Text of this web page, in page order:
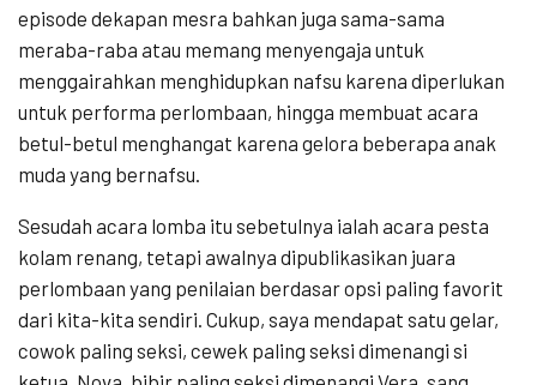
episode dekapan mesra bahkan juga sama-sama
meraba-raba atau memang menyengaja untuk
menggairahkan menghidupkan nafsu karena diperlukan
untuk performa perlombaan, hingga membuat acara
betul-betul menghangat karena gelora beberapa anak
muda yang bernafsu.
Sesudah acara lomba itu sebetulnya ialah acara pesta
kolam renang, tetapi awalnya dipublikasikan juara
perlombaan yang penilaian berdasar opsi paling favorit
dari kita-kita sendiri. Cukup, saya mendapat satu gelar,
cowok paling seksi, cewek paling seksi dimenangi si